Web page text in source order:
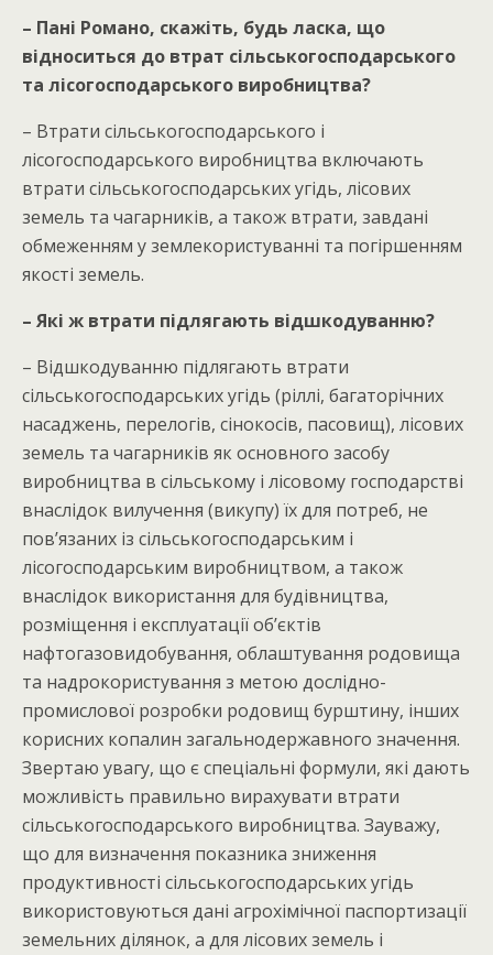
– Пані Романо, скажіть, будь ласка, що
відноситься до втрат сільськогосподарського
та лісогосподарського виробництва?
– Втрати сільськогосподарського і
лісогосподарського виробництва включають
втрати сільськогосподарських угідь, лісових
земель та чагарників, а також втрати, завдані
обмеженням у землекористуванні та погіршенням
якості земель.
– Які ж втрати підлягають відшкодуванню?
– Відшкодуванню підлягають втрати
сільськогосподарських угідь (ріллі, багаторічних
насаджень, перелогів, сінокосів, пасовищ), лісових
земель та чагарників як основного засобу
виробництва в сільському і лісовому господарстві
внаслідок вилучення (викупу) їх для потреб, не
пов’язаних із сільськогосподарським і
лісогосподарським виробництвом, а також
внаслідок використання для будівництва,
розміщення і експлуатації об’єктів
нафтогазовидобування, облаштування родовища
та надрокористування з метою дослідно-
промислової розробки родовищ бурштину, інших
корисних копалин загальнодержавного значення.
Звертаю увагу, що є спеціальні формули, які дають
можливість правильно вирахувати втрати
сільськогосподарського виробництва. Зауважу,
що для визначення показника зниження
продуктивності сільськогосподарських угідь
використовуються дані агрохімічної паспортизації
земельних ділянок, а для лісових земель і